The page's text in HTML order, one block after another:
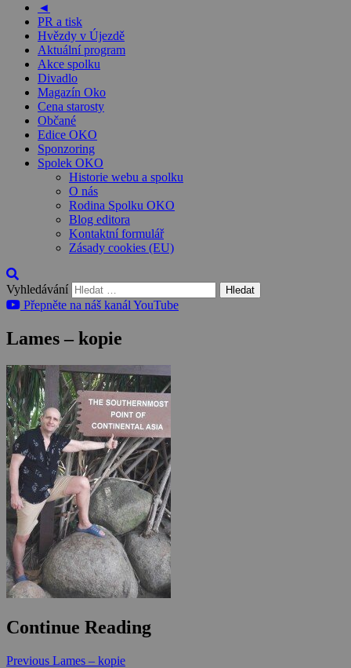
◄
PR a tisk
Hvězdy v Újezdě
Aktuální program
Akce spolku
Divadlo
Magazín Oko
Cena starosty
Občané
Edice OKO
Sponzoring
Spolek OKO
Historie webu a spolku
O nás
Rodina Spolku OKO
Blog editora
Kontaktní formulář
Zásady cookies (EU)
Vyhledávání
Přepněte na náš kanál YouTube
Lames – kopie
Continue Reading
Previous Lames – kopie